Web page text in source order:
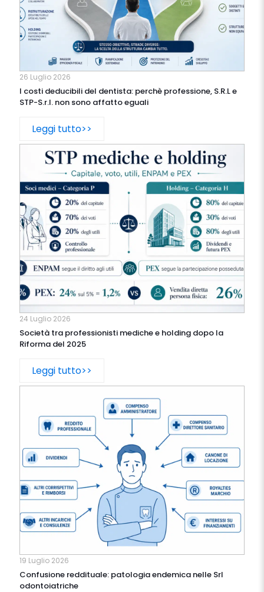
26 Luglio 2026
I costi deducibili del dentista: perchè professione, S.R.L e
STP-S.r.l. non sono affatto eguali
Leggi tutto>>
24 Luglio 2026
Società tra professionisti mediche e holding dopo la
Riforma del 2025
Leggi tutto>>
19 Luglio 2026
Confusione reddituale: patologia endemica nelle Srl
odontoiatriche